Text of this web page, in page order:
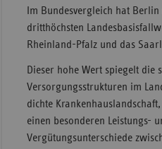
Im Bundesvergleich hat Berlin
dritthöchsten
Rheinland-Pfalz und das
Dieser hohe Wert spiegelt die
Versorgungsstrukturen im
dichte
einen besonderen Leistungs-
Vergütungsunterschiede